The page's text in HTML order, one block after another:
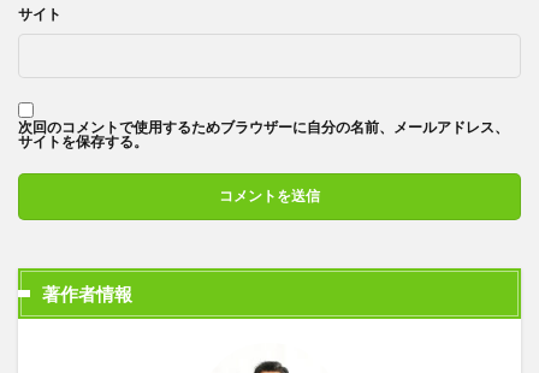
サイト
次回のコメントで使用するためブラウザーに自分の名前、メールアドレス、
サイトを保存する。
著作者情報